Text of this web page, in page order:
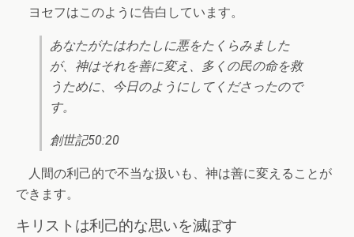
ヨセフはこのように告白しています。
あなたがたはわたしに悪をたくらみました
が、神はそれを善に変え、多くの民の命を救
うために、今日のようにしてくださったので
す。
創世記50:20
人間の利己的で不当な扱いも、神は善に変えることが
できます。
キリストは利己的な思いを滅ぼす